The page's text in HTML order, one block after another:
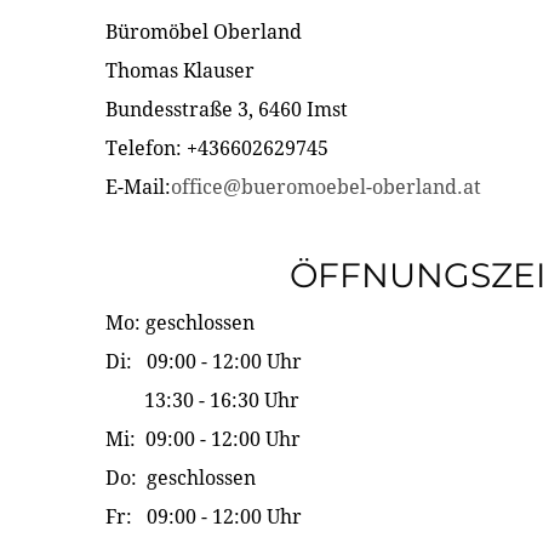
Büromöbel Oberland
Thomas Klauser
Bundesstraße 3, 6460 Imst
Telefon: +436602629745
E-Mail:office@bueromoebel-oberland.at
Mo: geschlossen
Di: 09:00 - 12:00 Uhr
13:30 - 16:30 Uhr
Mi: 09:00 - 12:00 Uhr
Do: geschlossen
Fr: 09:00 - 12:00 Uhr